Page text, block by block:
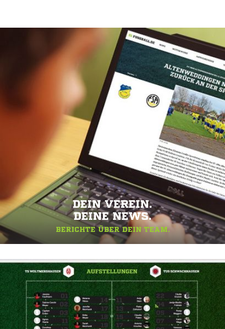
DEIN VEREIN.
DEINE NEWS.
BERICHTE ÜBER DEIN TEAM.